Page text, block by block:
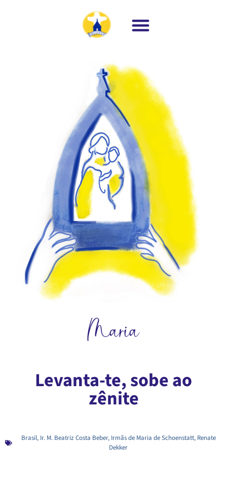
Maria
Levanta-te, sobe ao
zênite
Brasil, Ir. M. Beatriz Costa Beber, Irmãs de Maria de Schoenstatt, Renate
Dekker